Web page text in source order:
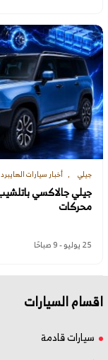
جيلي أخبار سيارات الهايبرد
محركات
25 يوليو - 9 صباحًا
اقسام السيارات
سيارات قادمة